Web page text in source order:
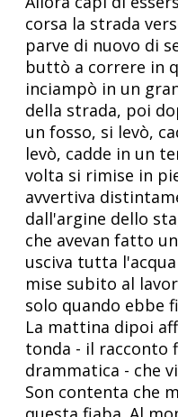
corsa la strada
parve di nuovo di
buttò a correre in
inciampò in un
della strada, poi
un fosso, si levò,
levò, cadde in un
volta si rimise in
avvertiva
dall'argine dello
che avevan fatto
usciva tutta
mise subito al
solo quando ebbe
La mattina dipoi
tonda - il racconto
drammatica - che
Son contenta che